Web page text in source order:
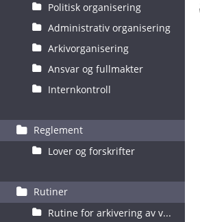
Politisk organisering
Administrativ organisering
Arkivorganisering
Ansvar og fullmakter
Internkontroll
Reglement
Lover og forskrifter
Rutiner
Rutine for arkivering av v...